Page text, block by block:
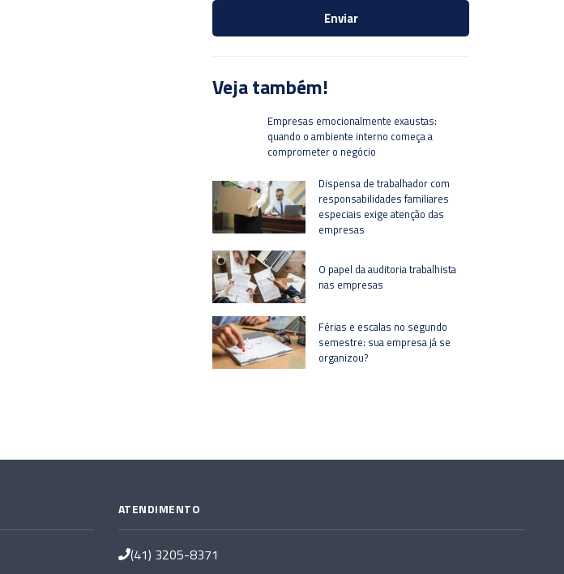
Veja também!
Empresas emocionalmente exaustas:
quando o ambiente interno começa a
comprometer o negócio
Dispensa de trabalhador com
responsabilidades familiares
especiais exige atenção das
empresas
O papel da auditoria trabalhista
nas empresas
Férias e escalas no segundo
semestre: sua empresa já se
organizou?
ATENDIMENTO
(41) 3205-8371